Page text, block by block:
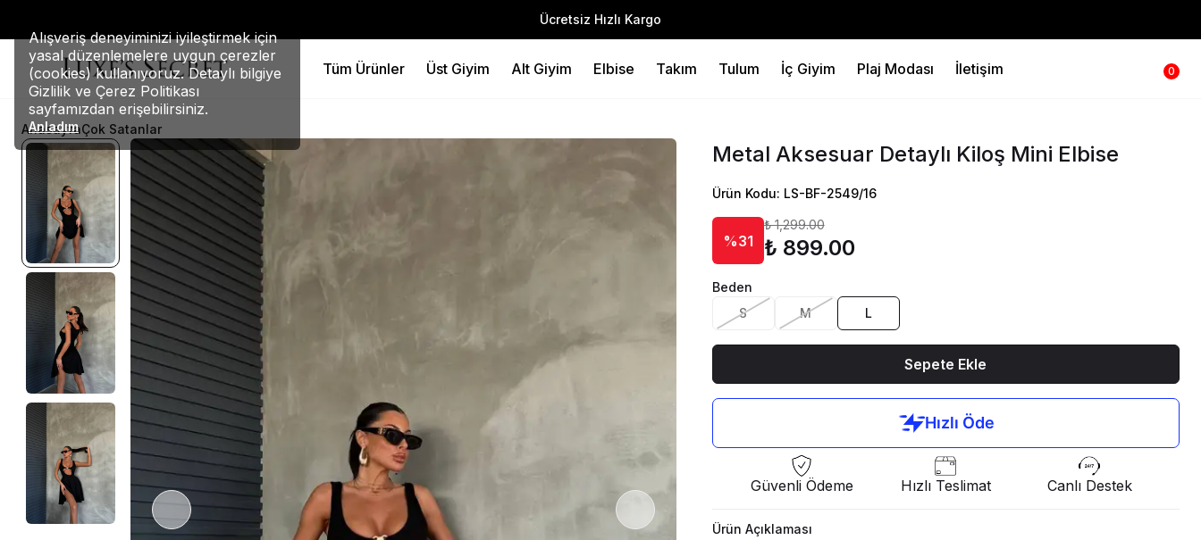
Alışveriş deneyiminizi iyileştirmek için
yasal düzenlemelere uygun çerezler
(cookies) kullanıyoruz. Detaylı bilgiye
Gizlilik ve Çerez Politikası
sayfamızdan erişebilirsiniz.
Anladım
Ücretsiz Hızlı Kargo
Tüm Ürünler Üst Giyim Alt Giyim Elbise Takım Tulum İç Giyim Plaj Modası İletişim 0
AnasayfaÇok Satanlar
Metal Aksesuar Detaylı Kiloş Mini Elbise
Ürün Kodu: LS-BF-2549/16
%31
₺ 1,299.00
₺ 899.00
Beden
S
M L
Sepete Ekle
Güvenli Ödeme Hızlı Teslimat Canlı Destek
Ürün Açıklaması